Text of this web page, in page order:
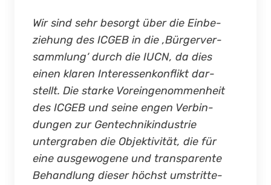
Wir sind sehr besorgt über die Ein­be­
zie­hung des ICGEB in die ‚Bür­ger­ver­
samm­lung‘ durch die IUCN, da dies
einen kla­ren Inter­es­sen­kon­flikt dar­
stellt. Die star­ke Vor­ein­ge­nom­men­heit
des ICGEB und sei­ne engen Ver­bin­
dun­gen zur Gen­tech­nik­in­dus­trie
unter­gra­ben die Objek­ti­vi­tät, die für
eine aus­ge­wo­ge­ne und trans­pa­ren­te
Behand­lung die­ser höchst umstrit­te­